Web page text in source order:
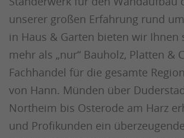
unserer großen Erfahrung rund
in Haus & Garten bieten wir Ihnen
mehr als „nur“ Bauholz, Platten &
Fachhandel für die gesamte
von Hann. Münden über
Northeim bis Osterode am Harz
und Profikunden ein